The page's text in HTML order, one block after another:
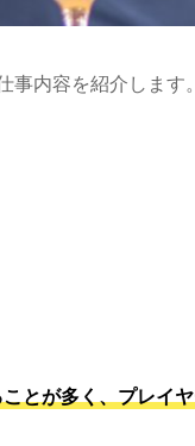
内容を紹介します。
とが多く、プレイ